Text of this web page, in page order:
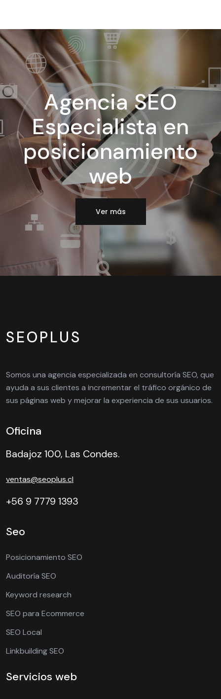
Agencia SEO
Especialista en
posicionamiento
web
Ver más
SEOPLUS
Somos una agencia especializada en consultoría SEO, que
ayuda a sus clientes a incrementar el tráfico orgánico de
sus páginas web y mejorar la experiencia de sus usuarios.
Oficina
Badajoz 100, Las Condes.
ventas@seoplus.cl
+56 9 7779 1393
Seo
Posicionamiento SEO
Auditoría SEO
Keyword research
SEO para Ecommerce
SEO Local
Linkbuilding SEO
Servicios web